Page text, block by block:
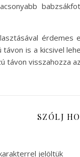
is a kicsivel
távon visszahozza
SZÓLJ
jelöltük